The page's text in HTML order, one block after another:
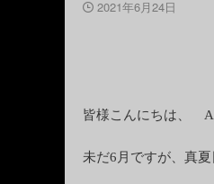
2021年6月24日
皆様こんにちは、
未だ6月ですが、真